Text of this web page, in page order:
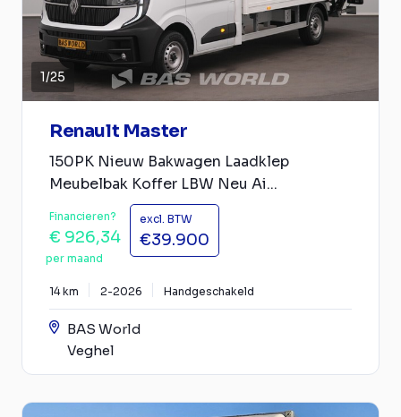
1/25
Renault Master
150PK Nieuw Bakwagen Laadklep
Meubelbak Koffer LBW Neu Ai...
Financieren?
€ 926,34
per maand
excl. BTW
€39.900
14 km 2-2026 Handgeschakeld
BAS World
Veghel